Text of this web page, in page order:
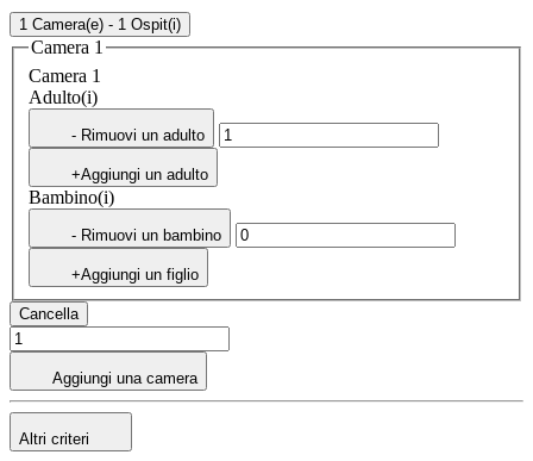
1 Camera(e) - 1 Ospit(i)
Camera 1
Camera 1
Adulto(i)
- Rimuovi un adulto
+Aggiungi un adulto
Bambino(i)
- Rimuovi un bambino
+Aggiungi un figlio
Cancella
Aggiungi una camera
Altri criteri